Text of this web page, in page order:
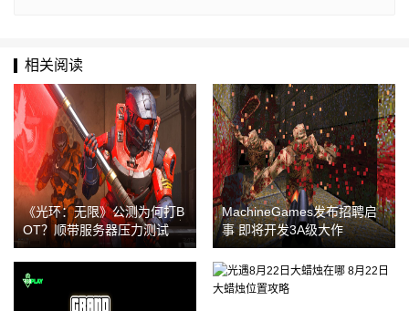
相关阅读
《光环：无限》公测为何打B
OT？顺带服务器压力测试
MachineGames发布招聘启
事 即将开发3A级大作